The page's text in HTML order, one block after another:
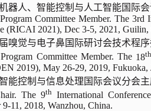
器人、智能控制与人工智能国际
Committee Member. The 3rd
(RICAI 2021), Dec 3-5, 2021, Guilin,
嗅觉与电子鼻国际研讨会技术程
Committee Member. The 18th
2019), May 26-29, 2019, Fukuoka,
能控制与信息处理国际会议分会
The 9thInternational
11, 2018, Wanzhou, China.